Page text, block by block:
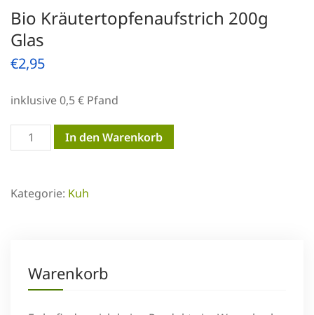
Bio Kräutertopfenaufstrich 200g
Glas
€2,95
inklusive 0,5 € Pfand
Kräutertopfenaufstrich
Glas
In den Warenkorb
Kategorie: Kuh
Warenkorb